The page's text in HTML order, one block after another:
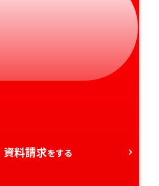
資料請求をする